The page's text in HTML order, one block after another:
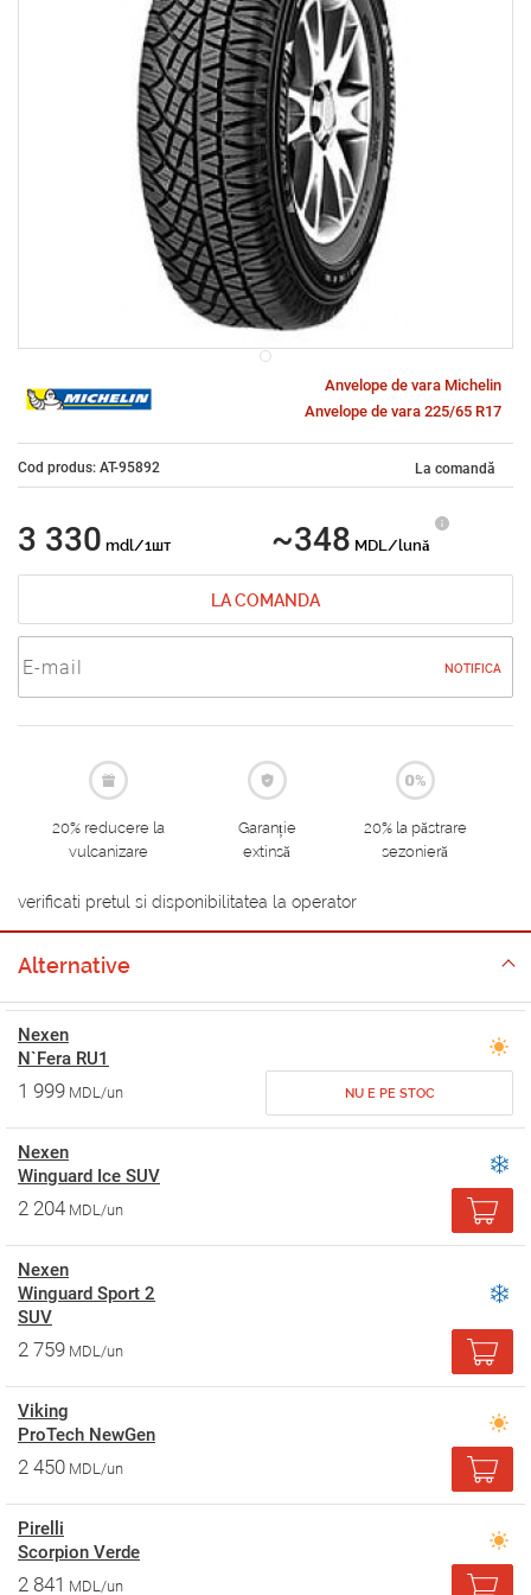
Anvelope de vara Michelin
Anvelope de vara 225/65 R17
Cod produs: AT-95892 La comandă
3 330 mdl/1шт ~348 MDL/lună
LA COMANDA
NOTIFICA
20% reducere la
vulcanizare
Garanție
extinsă
20% la păstrare
sezonieră
verificati pretul si disponibilitatea la operator
Alternative
Nexen
N`Fera RU1
1 999 MDL/un NU E PE STOC
Nexen
Winguard Ice SUV
2 204 MDL/un
Nexen
Winguard Sport 2
SUV
2 759 MDL/un
Viking
ProTech NewGen
2 450 MDL/un
Pirelli
Scorpion Verde
2 841 MDL/un